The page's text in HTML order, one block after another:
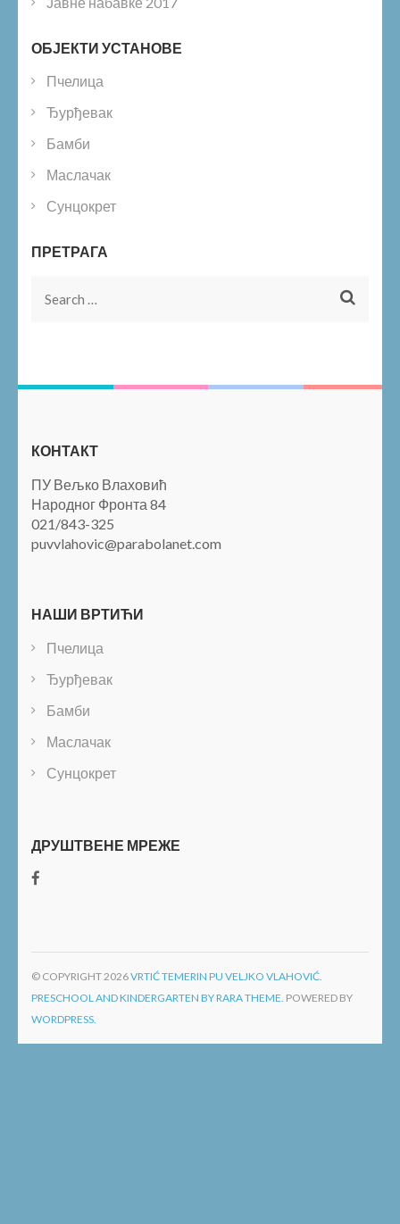
ОБЈЕКТИ УСТАНОВЕ
Пчелица
Ђурђевак
Бамби
Маслачак
Сунцокрет
ПРЕТРАГА
Search
КОНТАКТ
ПУ Вељко Влаховић
Народног Фронта 84
021/843-325
puvvlahovic@parabolanet.com
НАШИ ВРТИЋИ
Пчелица
Ђурђевак
Бамби
Маслачак
Сунцокрет
ДРУШТВЕНЕ МРЕЖЕ
© COPYRIGHT 2026VRTIĆ TEMERIN PU VELJKO VLAHOVIĆ
PRESCHOOL AND KINDERGARTEN BY RARA THEME. POWERED BY
WORDPRESS.